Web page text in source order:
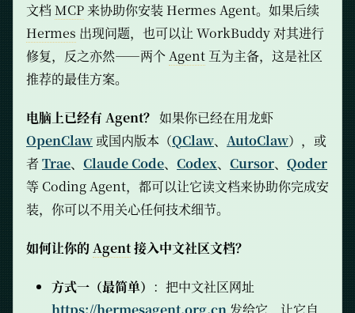
文档 MCP 来协助你安装 Hermes Agent。如果后续
Hermes 出现问题，也可以让 WorkBuddy 对其进行
修复，反之亦然——两个Agent 互为主备，这是社区
推荐的最佳方案。
电脑上已经有 Agent？ 如果你已经在用龙虾
OpenClaw或国内版本（QClaw、 AutoClaw），或
者 Trae、 Claude Code、 Codex、 Cursor、 Qoder
等 Coding Agent，都可以让它读文档来协助你完成安
装，你可以不用关心任何技术细节。
如何让你的Agent接入中文社区文档？
方式一（最简单） ：把中文社区网址